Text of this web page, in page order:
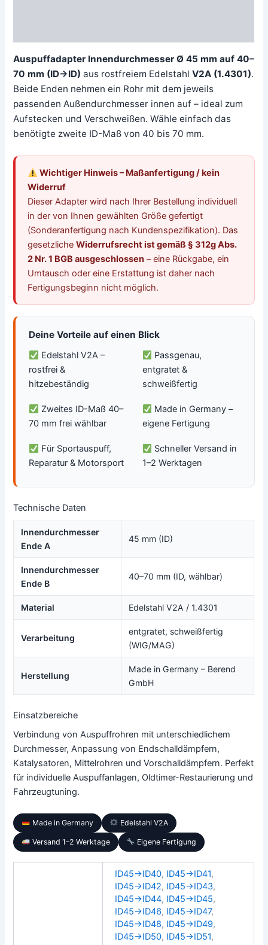
Auspuffadapter Innendurchmesser Ø 45 mm auf 40–
70 mm (ID→ID) aus rostfreiem EdelstahlV2A (1.4301).
Beide Enden nehmen ein Rohr mit dem jeweils
passenden Außendurchmesser innen auf – ideal zum
Aufstecken und Verschweißen. Wähle einfach das
benötigte zweite ID-Maß von 40 bis 70 mm.
Wichtiger Hinweis – Maßanfertigung / kein
Widerruf
Dieser Adapter wird nach Ihrer Bestellung individuell
in der von Ihnen gewählten Größe gefertigt
(Sonderanfertigung nach Kundenspezifikation). Das
gesetzlicheWiderrufsrecht ist gemäß § 312g Abs.
2 Nr. 1 BGB ausgeschlossen – eine Rückgabe, ein
Umtausch oder eine Erstattung ist daher nach
Fertigungsbeginn nicht möglich.
Deine Vorteile auf einen Blick
Edelstahl V2A –
rostfrei &
hitzebeständig
Passgenau,
entgratet &
schweißfertig
Zweites ID-Maß 40–
70 mm frei wählbar
Made in Germany –
eigene Fertigung
Für Sportauspuff,
Reparatur & Motorsport
Schneller Versand in
1–2 Werktagen
Technische Daten
Innendurchmesser
Ende A
45 mm (ID)
Innendurchmesser
Ende B
40–70 mm (ID, wählbar)
Material Edelstahl V2A / 1.4301
Verarbeitung
entgratet, schweißfertig
(WIG/MAG)
Herstellung
Made in Germany – Berend
GmbH
Einsatzbereiche
Verbindung von Auspuffrohren mit unterschiedlichem
Durchmesser, Anpassung von Endschalldämpfern,
Katalysatoren, Mittelrohren und Vorschalldämpfern. Perfekt
für individuelle Auspuffanlagen, Oldtimer-Restaurierung und
Fahrzeugtuning.
Made in Germany Edelstahl V2A
Versand 1–2 Werktage Eigene Fertigung
ID45→ID40, ID45→ID41,
ID45→ID42, ID45→ID43,
ID45→ID44, ID45→ID45,
ID45→ID46, ID45→ID47,
ID45→ID48, ID45→ID49,
ID45→ID50, ID45→ID51,